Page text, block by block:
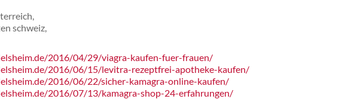
schweiz,
2016/04/29/viagra-kaufen-fuer-frauen/
2016/06/15/levitra-rezeptfrei-apotheke-kaufen/
2016/06/22/sicher-kamagra-online-kaufen/
2016/07/13/kamagra-shop-24-erfahrungen/